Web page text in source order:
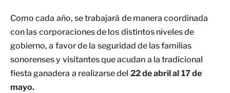
Como cada año, se trabajará de manera coordinada
con las corporaciones de los distintos niveles de
gobierno, a favor de la seguridad de las familias
sonorenses y visitantes que acudan a la tradicional
fiesta ganadera a realizarse del 22 de abril al 17 de
mayo.